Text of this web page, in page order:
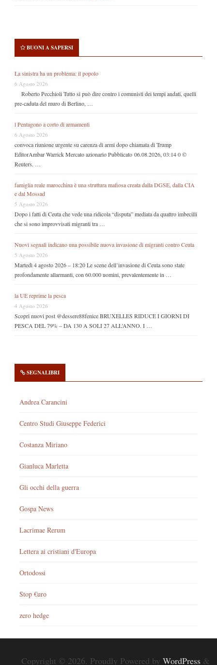
BUONI A SAPERSI
La sinistra ha un problema: il popolo
6 Agosto 2026
Roberto Pecchioli Tutto si può dire contro i comunisti dei tempi andati, quelli
pre-caduta del muro di Berlino, …
l Pentagono a corto di armamenti
6 Agosto 2026
convoca riunione urgente su carenza di armi dopo chiamata di Trump
EditorAmbar Warrick Mercato azionario Pubblicato 06.08.2026, 03:14 0 ©
Reuters. …
famiglia reale marocchina è una struttura mafiosa creata dalla DGSE, dalla CIA
e dal Mossad
5 Agosto 2026
Dopo i fatti di Ceuta che vede una ridicola “disputa” mediata da quattro imbecilli
che si sono improvvisati migranti tra …
Nuovi segnali indicano una possibile nuova invasione di migranti contro Ceuta
5 Agosto 2026
Martedì 4 agosto 2026 – 18:20 Le scene dell’invasione di Ceuta sono state
profondamente allarmanti, con 60.000 uomini, prevalentemente in …
la UE reprime la pesca
4 Agosto 2026
Scopri nuovi post @dessere88fenice BRUXELLES RIDUCE I GIORNI DI
PESCA DEL 79% – DA 130 A SOLI 27 ALL’ANNO. I …
SEGNALIBRI
Andrea Carancini
Centro Studi Giuseppe Federici
Costanza Miriano
Gianluca Marletta
Gli occhi della guerra
Gospa News
Lacrimae Rerum
Lettera ai cristiani d'Europa
Ortodossi
Stop €uro
zero hedge
Copyright © 2026. Proudly Powered by WordPress &